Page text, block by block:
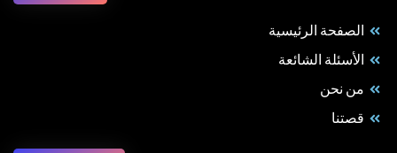
الصفحة الرئيسية
الأسئلة الشائعة
من نحن
قصتنا